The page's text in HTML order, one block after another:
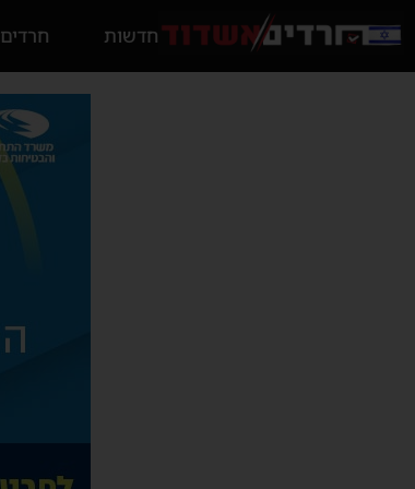
חדשות חרדים